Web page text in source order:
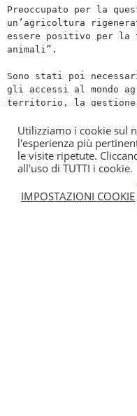
Preoccupato per la
un’agricoltura
essere positivo per
animali”.
Sono stati poi
gli accessi al mondo
territorio, la gestione
specifico dei climi
Troverai frutta e
cestini per privati ​​e
Utilizziamo i cookie sul
l'esperienza più
le visite ripetute.
all'uso di TUTTI i cookie.
IMPOSTAZIONI COOKIE